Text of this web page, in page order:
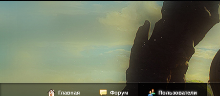
Главная Форум Пользователи